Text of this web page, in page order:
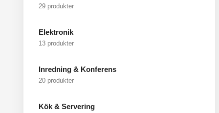
29 produkter
Elektronik
13 produkter
Inredning & Konferens
20 produkter
Kök & Servering